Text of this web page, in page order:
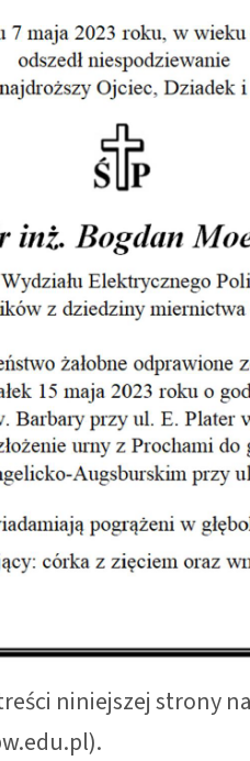
niniejszej strony